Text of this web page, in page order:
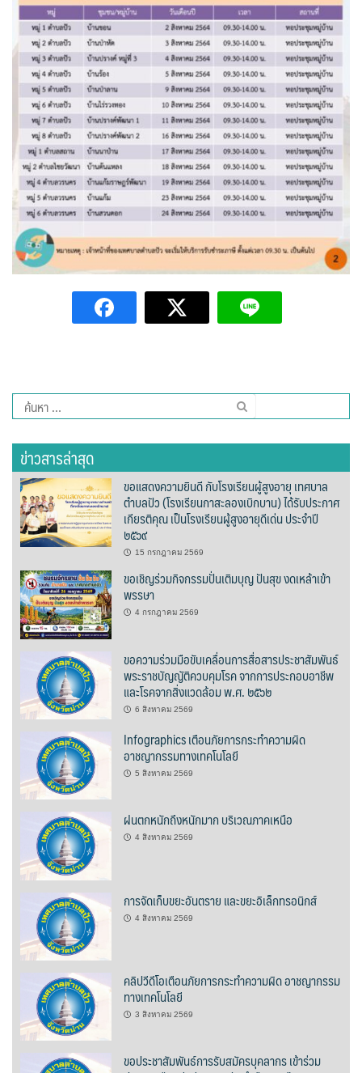
C View Home
Deply
Go Hight ‘O Village
HOMU Villa
Montha Residence
Shanti – Retreat
กรีนฮิลล์รีสอร์ท
ก๋างโต้งคอฟฟี่รีสอร์ท
ชมพูภูคารีสอร์ท
ตูบฮิมโต้งโฮมสเตย์
นครน่านอพาร์ทเม้น
นะลาวิวรีสอร์ท
นาต้นบัวโฮมสเตย์
น่านปัว รีสอร์ท
นาเหล่า เก๊าสลี โฮมสเตย์
นาไผ่ปัววิว
บวกบัววิวรีสอร์ท
บ้านกังหัน @ ปัวคอทเทจ
บ้านต้นคูณ
บ้านนาโฮมสเตย์
บ้านปัว ปลายนา
บ้านพักชมดอย
บ้านยลญภา
บ้านริมทุ่งรีสอร์ท
บ้านสวนศรีสุขโฮมสเตย์
บ้านฮิมนาปัว
บ้านไม้ปลายนา
ค้นหา
สำหรับ:
ข่าวสารล่าสุด
ขอแสดงความยินดี กับโรงเรียนผู้สูงอายุ เทศบาล
ตำบลปัว (โรงเรียนกาสะลองเบิกบาน) ได้รับประกาศ
เกียรติคุณ เป็นโรงเรียนผู้สูงอายุดีเด่น ประจำปี
๒๕๖๙
15 กรกฎาคม 2569
ขอเชิญร่วมกิจกรรมปั่นเติมบุญ ปันสุข งดเหล้าเข้า
พรรษา
4 กรกฎาคม 2569
ขอความร่วมมือขับเคลื่อนการสื่อสารประชาสัมพันธ์
พระราชบัญญัติควบคุมโรค จากการประกอบอาชีพ
และโรคจากสิ่งแวดล้อม พ.ศ. ๒๕๖๒
6 สิงหาคม 2569
Infographics เตือนภัยการกระทำความผิด
อาชญากรรมทางเทคโนโลยี
5 สิงหาคม 2569
ฝนตกหนักถึงหนักมาก บริเวณภาคเหนือ
4 สิงหาคม 2569
การจัดเก็บขยะอันตราย และขยะอิเล็กทรอนิกส์
4 สิงหาคม 2569
คลิปวีดีโอเตือนภัยการกระทำความผิด อาชญากรรม
ทางเทคโนโลยี
3 สิงหาคม 2569
ขอประชาสัมพันธ์การรับสมัครบุคลากร เข้าร่วม